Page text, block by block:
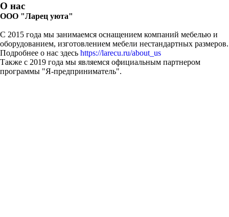
О нас
ООО "Ларец уюта"
С 2015 года мы занимаемся оснащением компаний мебелью и
оборудованием, изготовлением мебели нестандартных размеров.
Подробнее о нас здесь https://larecu.ru/about_us
Также с 2019 года мы являемся официальным партнером
программы "Я-предприниматель".